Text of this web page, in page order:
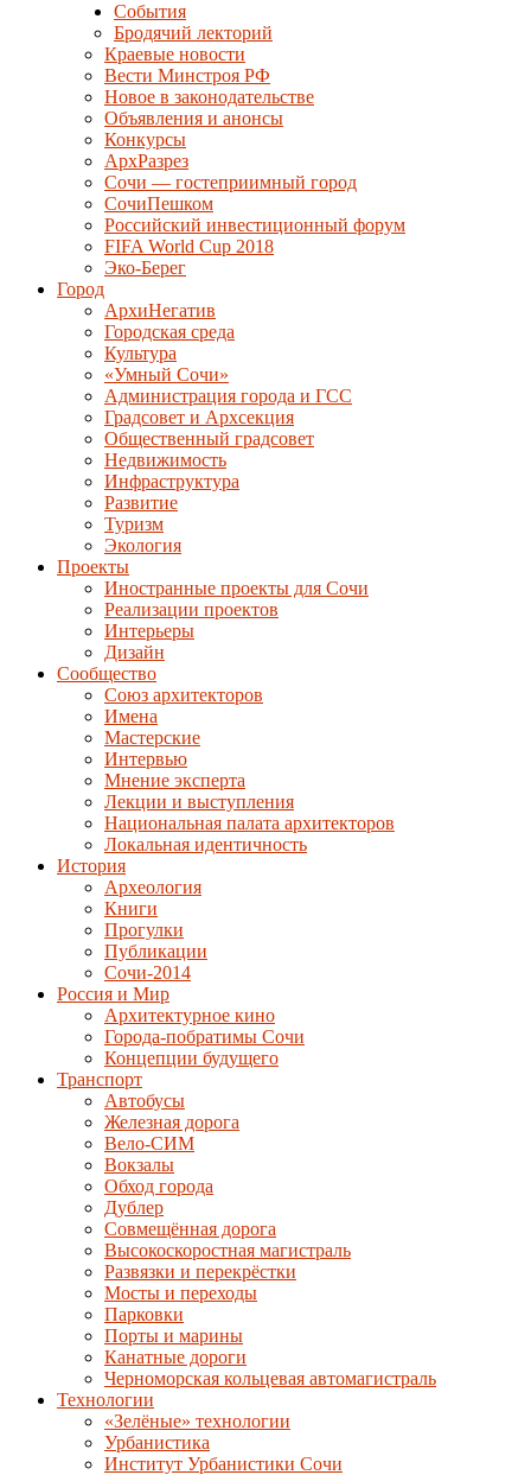
События
Бродячий лекторий
Краевые новости
Вести Минстроя РФ
Новое в законодательстве
Объявления и анонсы
Конкурсы
АрхРазрез
Сочи — гостеприимный город
СочиПешком
Российский инвестиционный форум
FIFA World Cup 2018
Эко-Берег
Город
АрхиНегатив
Городская среда
Культура
«Умный Сочи»
Администрация города и ГСС
Градсовет и Архсекция
Общественный градсовет
Недвижимость
Инфраструктура
Развитие
Туризм
Экология
Проекты
Иностранные проекты для Сочи
Реализации проектов
Интерьеры
Дизайн
Сообщество
Союз архитекторов
Имена
Мастерские
Интервью
Мнение эксперта
Лекции и выступления
Национальная палата архитекторов
Локальная идентичность
История
Археология
Книги
Прогулки
Публикации
Сочи-2014
Россия и Мир
Архитектурное кино
Города-побратимы Сочи
Концепции будущего
Транспорт
Автобусы
Железная дорога
Вело-СИМ
Вокзалы
Обход города
Дублер
Совмещённая дорога
Высокоскоростная магистраль
Развязки и перекрёстки
Мосты и переходы
Парковки
Порты и марины
Канатные дороги
Черноморская кольцевая автомагистраль
Технологии
«Зелёные» технологии
Урбанистика
Институт Урбанистики Сочи